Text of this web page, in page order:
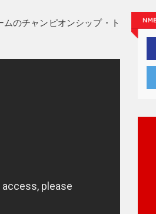
のチャンピオンシップ・ト